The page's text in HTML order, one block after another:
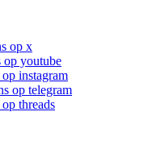
op x
op youtube
instagram
op telegram
threads